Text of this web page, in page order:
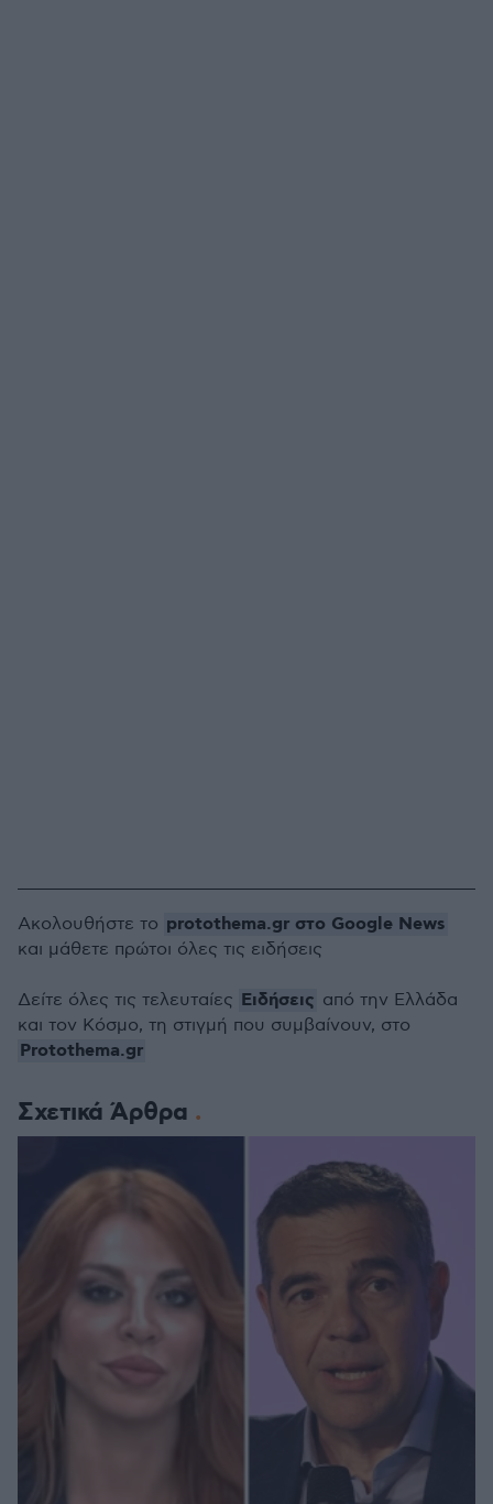
Σχετικά Άρθρα
Ακολουθήστε το protothema.gr στο Google News
και μάθετε πρώτοι όλες τις ειδήσεις
Δείτε όλες τις τελευταίες Ειδήσεις από την Ελλάδα
και τον Κόσμο, τη στιγμή που συμβαίνουν, στο
Protothema.gr